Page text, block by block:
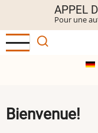
contenu
principal
APPEL
Pour une
Bienvenue!